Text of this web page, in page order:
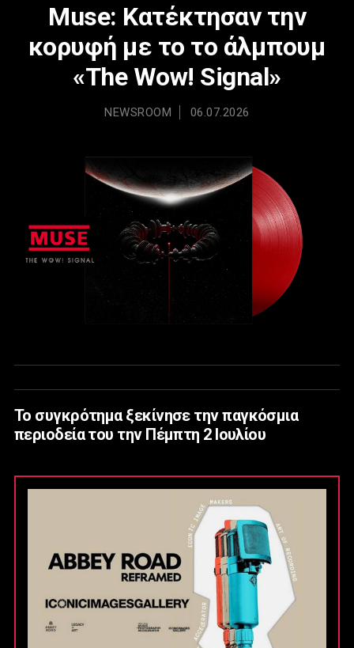
Muse: Κατέκτησαν την
κορυφή με το το άλμπουμ
«The Wow! Signal»
NEWSROOM 06.07.2026
Το συγκρότημα ξεκίνησε την παγκόσμια
περιοδεία του την Πέμπτη 2 Ιουλίου